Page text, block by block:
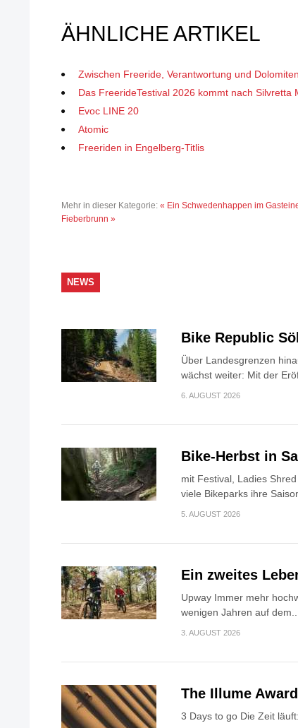
ÄHNLICHE ARTIKEL
Zwischen Freeride, Verantwortung und
Das FreerideTestival 2026 kommt nach Silvretta
Evoc LINE 20
Atomic
Freeriden in Engelberg-Titlis
Mehr in dieser Kategorie: « Ein Schwedenhappen im
Fieberbrunn »
NEWS
Bike Republic
Über Landesgrenzen
wächst weiter: Mit der
6. AUGUST 2026
Bike-Herbst in
mit Festival, Ladies
viele Bikeparks ihre
5. AUGUST 2026
Ein zweites
Upway Immer mehr
wenigen Jahren auf dem...
3. AUGUST 2026
The Illume
3 Days to go Die Zeit